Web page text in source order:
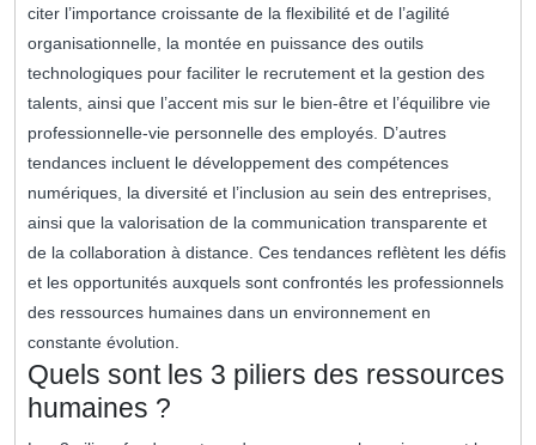
citer l’importance croissante de la flexibilité et de l’agilité
organisationnelle, la montée en puissance des outils
technologiques pour faciliter le recrutement et la gestion des
talents, ainsi que l’accent mis sur le bien-être et l’équilibre vie
professionnelle-vie personnelle des employés. D’autres
tendances incluent le développement des compétences
numériques, la diversité et l’inclusion au sein des entreprises,
ainsi que la valorisation de la communication transparente et
de la collaboration à distance. Ces tendances reflètent les défis
et les opportunités auxquels sont confrontés les professionnels
des ressources humaines dans un environnement en
constante évolution.
Quels sont les 3 piliers des ressources
humaines ?